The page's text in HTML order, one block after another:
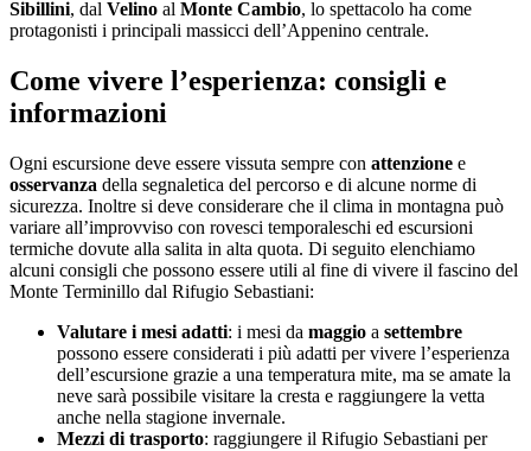
Sibillini, dal Velino al Monte Cambio, lo spettacolo ha come
protagonisti i principali massicci dell’Appenino centrale.
Come vivere l’esperienza: consigli e
informazioni
Ogni escursione deve essere vissuta sempre con attenzione e
osservanza della segnaletica del percorso e di alcune norme di
sicurezza. Inoltre si deve considerare che il clima in montagna può
variare all’improvviso con rovesci temporaleschi ed escursioni
termiche dovute alla salita in alta quota. Di seguito elenchiamo
alcuni consigli che possono essere utili al fine di vivere il fascino del
Monte Terminillo dal Rifugio Sebastiani:
Valutare i mesi adatti: i mesi da maggio a settembre
possono essere considerati i più adatti per vivere l’esperienza
dell’escursione grazie a una temperatura mite, ma se amate la
neve sarà possibile visitare la cresta e raggiungere la vetta
anche nella stagione invernale.
Mezzi di trasporto: raggiungere il Rifugio Sebastiani per